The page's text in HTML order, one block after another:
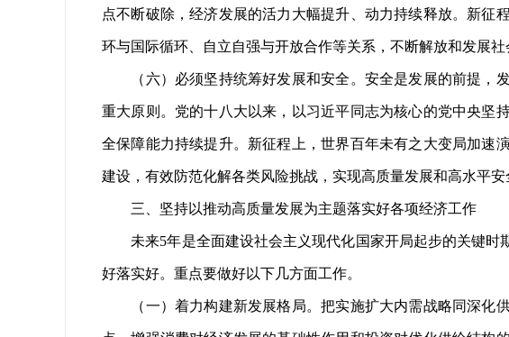
点不断破除，经济发展的活力大幅提升、动力持续释放。新
环与国际循环、自立自强与开放合作等关系，不断解放和发展
（六）必须坚持统筹好发展和安全。安全是发展的前提，发
重大原则。党的十八大以来，以习近平同志为核心的党中央坚
全保障能力持续提升。新征程上，世界百年未有之大变局加速
建设，有效防范化解各类风险挑战，实现高质量发展和高水平
三、坚持以推动高质量发展为主题落实好各项经济工作
未来5年是全面建设社会主义现代化国家开局起步的关键时
好落实好。重点要做好以下几方面工作。
（一）着力构建新发展格局。把实施扩大内需战略同深化供